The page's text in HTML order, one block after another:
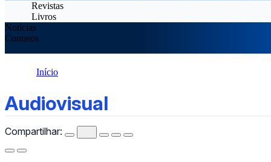
Revistas
Livros
Notícias
Contatos
Início
Audiovisual
Compartilhar: